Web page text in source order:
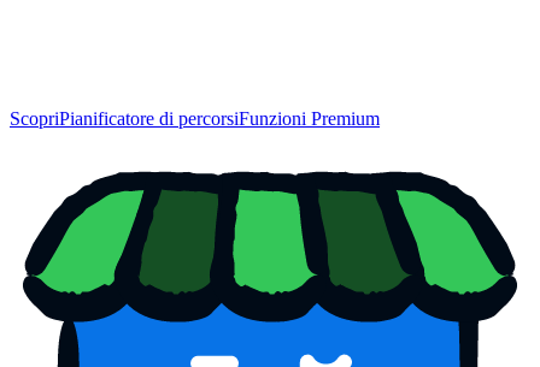
ScopriPianificatore di percorsiFunzioni Premium